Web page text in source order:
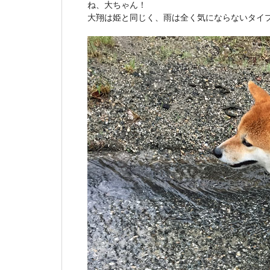
ね、大ちゃん！
大翔は姫と同じく、雨は全く気にならないタイ